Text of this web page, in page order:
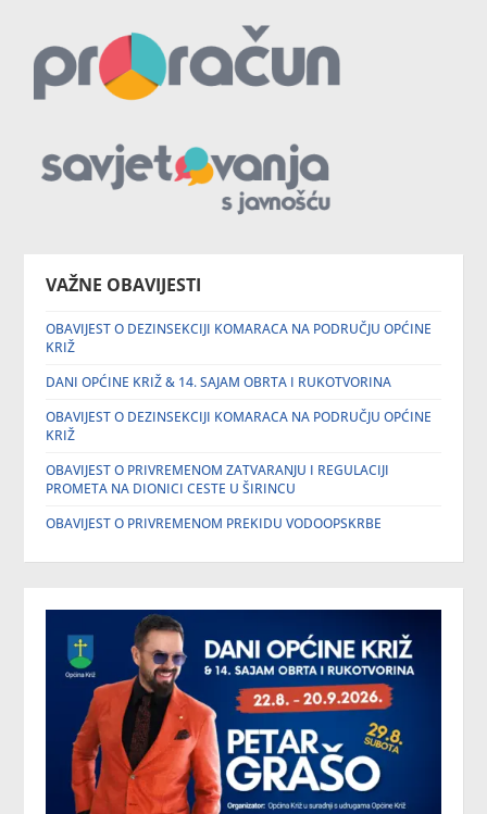
VAŽNE OBAVIJESTI
OBAVIJEST O DEZINSEKCIJI KOMARACA NA PODRUČJU OPĆINE
KRIŽ
DANI OPĆINE KRIŽ & 14. SAJAM OBRTA I RUKOTVORINA
OBAVIJEST O DEZINSEKCIJI KOMARACA NA PODRUČJU OPĆINE
KRIŽ
OBAVIJEST O PRIVREMENOM ZATVARANJU I REGULACIJI
PROMETA NA DIONICI CESTE U ŠIRINCU
OBAVIJEST O PRIVREMENOM PREKIDU VODOOPSKRBE